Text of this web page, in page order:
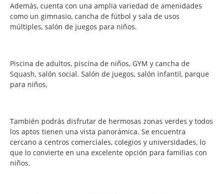
Además, cuenta con una amplia variedad de amenidades
como un gimnasio, cancha de fútbol y sala de usos
múltiples, salón de juegos para niños.
Piscina de adultos, piscina de niños, GYM y cancha de
Squash, salón social. Salón de juegos, salón infantil, parque
para niños,
También podrás disfrutar de hermosas zonas verdes y todos
los aptos tienen una vista panorámica. Se encuentra
cercano a centros comerciales, colegios y universidades, lo
que lo convierte en una excelente opción para familias con
niños.